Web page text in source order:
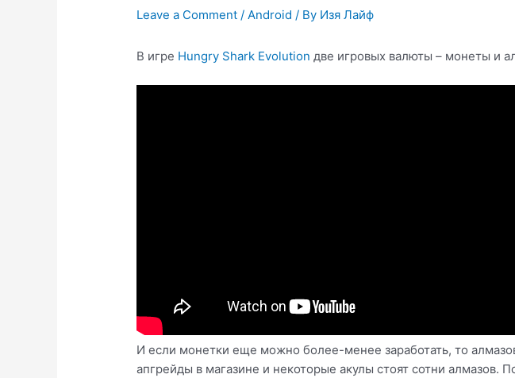
Leave a Comment /Android / By Изя Лайф
В игре Hungry Shark Evolutionдве игровых валюты – монеты и
И если монетки еще можно более-менее заработать, то
апгрейды в магазине и некоторые акулы стоят сотни алмазов.